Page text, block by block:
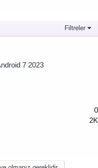
Filtreler
7 2023
0
2K